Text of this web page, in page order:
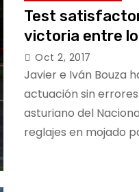
Test
victoria entre
Oct 2, 2017
Javier e Iván Bouza
actuación sin
asturiano del
reglajes en mojado